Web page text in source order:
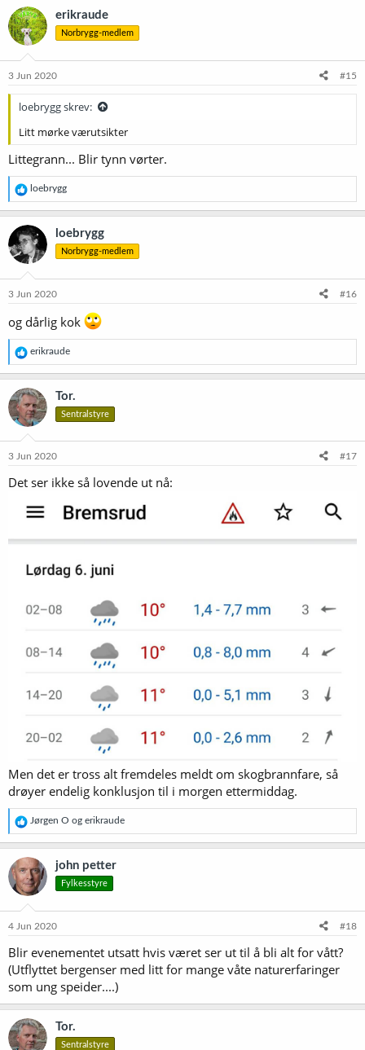
erikraude
Norbrygg-medlem
3 Jun 2020 #15
loebrygg skrev:
Litt mørke værutsikter
Littegrann... Blir tynn vørter.
R
e
a
k
s
j
o
e
:
loebrygg
loebrygg
Norbrygg-medlem
3 Jun 2020 #16
og dårlig kok
R
e
a
k
s
j
o
e
erikraude
Tor.
Sentralstyre
3 Jun 2020 #17
Det ser ikke så lovende ut nå:
Men det er tross alt fremdeles meldt om skogbrannfare, så
drøyer endelig konklusjon til i morgen ettermiddag.
R
e
a
k
s
j
o
e
Jørgen O og erikraude
john petter
Fylkesstyre
4 Jun 2020 #18
Blir evenementet utsatt hvis været ser ut til å bli alt for vått?
(Utflyttet bergenser med litt for mange våte naturerfaringer
som ung speider....)
Tor.
Sentralstyre